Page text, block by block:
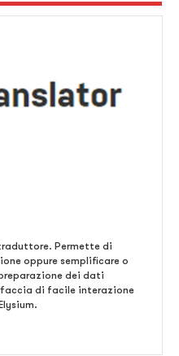
Permette di
oppure semplificare o
dei dati
di facile interazione